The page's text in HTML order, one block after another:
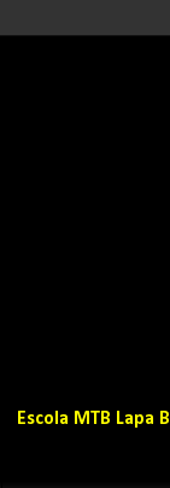
Escola MTB Lapa